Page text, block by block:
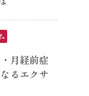
月経前症
るエクサ